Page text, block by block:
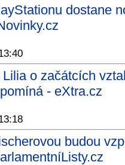
dostane
o začátcích
- eXtra.cz
budou